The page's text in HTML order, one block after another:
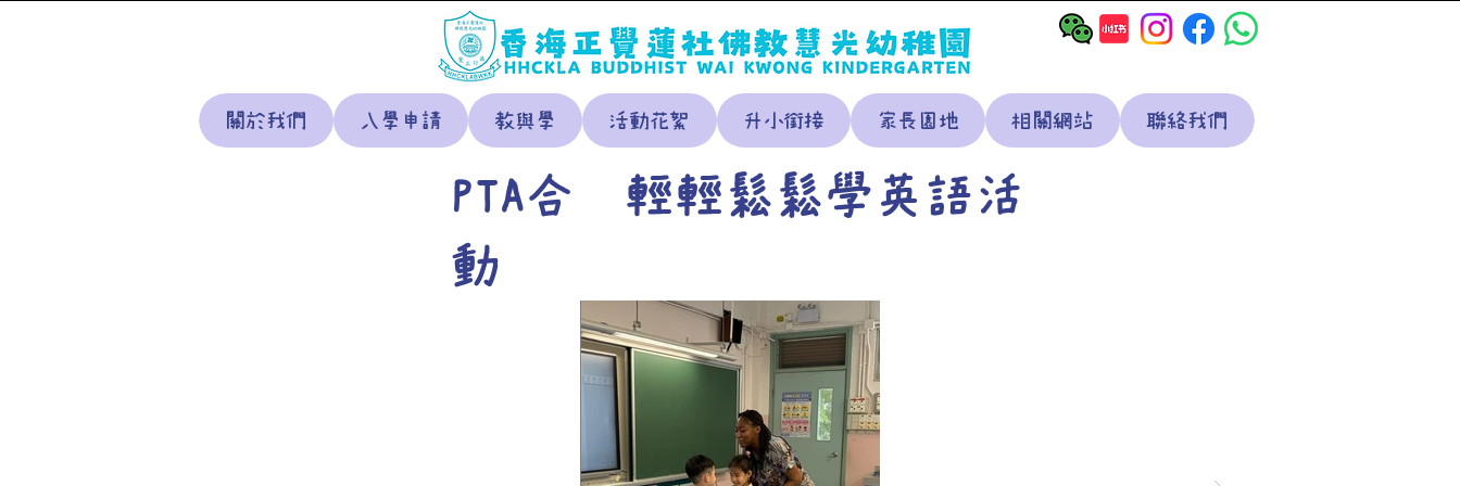
關於我們 入學申請 教與學 活動花絮 升小銜接 家長園地 相關網站 聯絡我們
PTA合辦輕輕鬆鬆學英語活
動